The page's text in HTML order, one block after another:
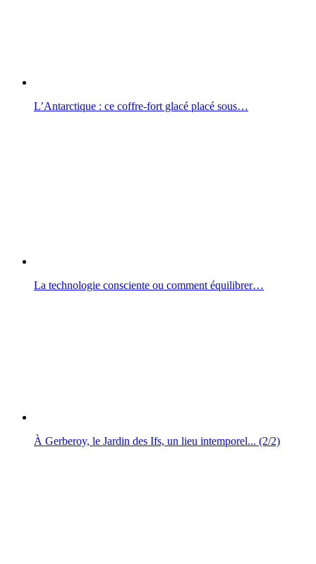
L’Antarctique : ce coffre-fort glacé placé sous…
La technologie consciente ou comment équilibrer…
À Gerberoy, le Jardin des Ifs, un lieu intemporel... (2/2)